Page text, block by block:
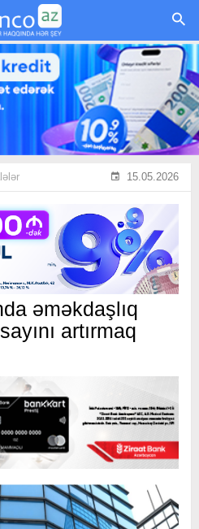
15.05.2026
əməkdaşlıq
artırmaq